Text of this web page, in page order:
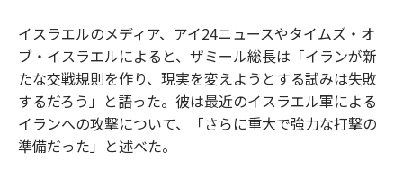
イスラエルのメディア、アイ24ニュースやタイムズ・オ
ブ・イスラエルによると、ザミール総長は「イランが新
たな交戦規則を作り、現実を変えようとする試みは失敗
するだろう」と語った。彼は最近のイスラエル軍による
イランへの攻撃について、「さらに重大で強力な打撃の
準備だった」と述べた。